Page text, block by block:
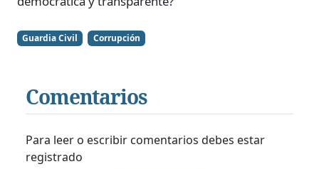
Guardia Civil Corrupción
Comentarios
Para leer o escribir comentarios debes estar
registrado